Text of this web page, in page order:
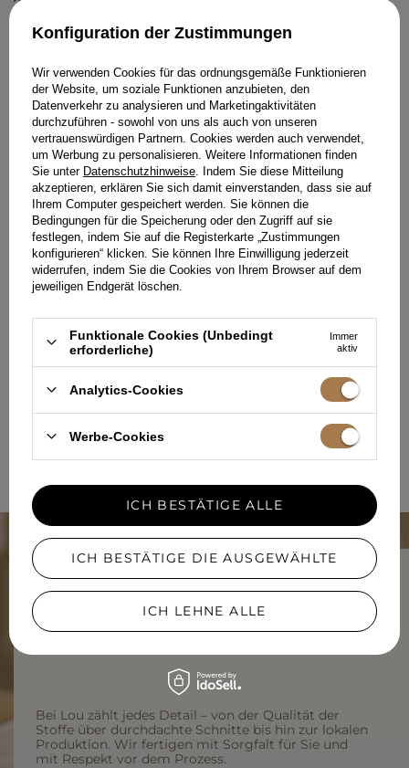
FEDERN UND CUT-OUTS
S
XS S M L XL
MINI MIT EINER BLUME
WEBSITE 1 AUS 1
PRODUKTION IN POLEN – WEIL
Bei Lou zählt jedes Detail – von der Qualität der
Stoffe über durchdachte Schnitte bis hin zur lokalen
Produktion. Wir fertigen mit Sorgfalt für Sie und
mit Respekt vor dem Prozess.
Konfiguration der Zustimmungen
Wir verwenden Cookies für das ordnungsgemäße Funktionieren
der Website, um soziale Funktionen anzubieten, den
Datenverkehr zu analysieren und Marketingaktivitäten
durchzuführen - sowohl von uns als auch von unseren
vertrauenswürdigen Partnern. Cookies werden auch verwendet,
um Werbung zu personalisieren. Weitere Informationen finden
Sie unter Datenschutzhinweise . Indem Sie diese Mitteilung
akzeptieren, erklären Sie sich damit einverstanden, dass sie auf
Ihrem Computer gespeichert werden. Sie können die
Bedingungen für die Speicherung oder den Zugriff auf sie
festlegen, indem Sie auf die Registerkarte „Zustimmungen
konfigurieren“ klicken. Sie können Ihre Einwilligung jederzeit
widerrufen, indem Sie die Cookies von Ihrem Browser auf dem
jeweiligen Endgerät löschen.
Funktionale Cookies (Unbedingt
erforderliche)
Immer
aktiv
Analytics-Cookies
Werbe-Cookies
ICH BESTÄTIGE DIE AUSGEWÄHLTE
ICH LEHNE ALLE
ICH BESTÄTIGE ALLE